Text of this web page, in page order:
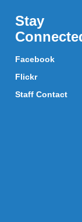
Stay
Facebook
Flickr
Staff Contact